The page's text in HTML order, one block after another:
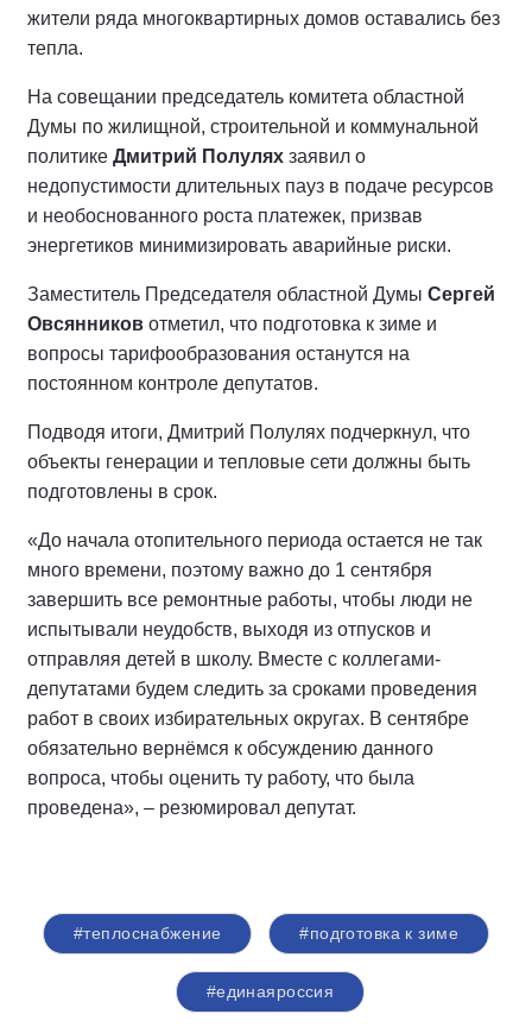
жители ряда многоквартирных домов оставались без
тепла.
На совещании председатель комитета областной
Думы по жилищной, строительной и коммунальной
политике Дмитрий Полулях заявил о
недопустимости длительных пауз в подаче ресурсов
и необоснованного роста платежек, призвав
энергетиков минимизировать аварийные риски.
Заместитель Председателя областной Думы Сергей
Овсянников отметил, что подготовка к зиме и
вопросы тарифообразования останутся на
постоянном контроле депутатов.
Подводя итоги, Дмитрий Полулях подчеркнул, что
объекты генерации и тепловые сети должны быть
подготовлены в срок.
«До начала отопительного периода остается не так
много времени, поэтому важно до 1 сентября
завершить все ремонтные работы, чтобы люди не
испытывали неудобств, выходя из отпусков и
отправляя детей в школу. Вместе с коллегами-
депутатами будем следить за сроками проведения
работ в своих избирательных округах. В сентябре
обязательно вернёмся к обсуждению данного
вопроса, чтобы оценить ту работу, что была
проведена», – резюмировал депутат.
#теплоснабжение #подготовка к зиме
#единаяроссия